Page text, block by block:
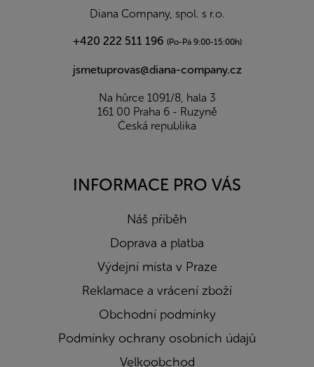
Diana Company, spol. s r.o.
+420 222 511 196 (Po-Pá 9:00-15:00h)
jsmetuprovas@diana-company.cz
Na hůrce 1091/8, hala 3
161 00 Praha 6 - Ruzyně
Česká republika
INFORMACE PRO VÁS
Náš příběh
Doprava a platba
Výdejní místa v Praze
Reklamace a vrácení zboží
Obchodní podmínky
Podmínky ochrany osobních údajů
Velkoobchod